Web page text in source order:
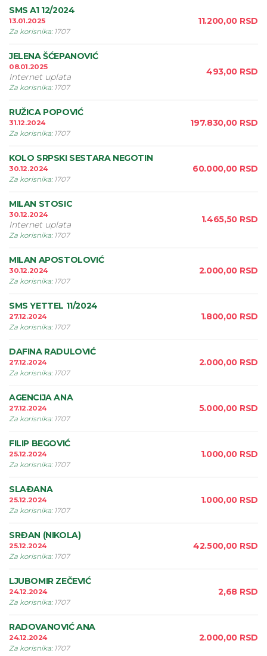
SMS A1 12/2024
13.01.2025
Za korisnika: 1707
11.200,00 RSD
JELENA ŠĆEPANOVIĆ
08.01.2025
Internet uplata
Za korisnika: 1707
493,00 RSD
RUŽICA POPOVIĆ
31.12.2024
Za korisnika: 1707
197.830,00 RSD
KOLO SRPSKI SESTARA NEGOTIN
30.12.2024
Za korisnika: 1707
60.000,00 RSD
MILAN STOSIC
30.12.2024
Internet uplata
Za korisnika: 1707
1.465,50 RSD
MILAN APOSTOLOVIĆ
30.12.2024
Za korisnika: 1707
2.000,00 RSD
SMS YETTEL 11/2024
27.12.2024
Za korisnika: 1707
1.800,00 RSD
DAFINA RADULOVIĆ
27.12.2024
Za korisnika: 1707
2.000,00 RSD
AGENCIJA ANA
27.12.2024
Za korisnika: 1707
5.000,00 RSD
FILIP BEGOVIĆ
25.12.2024
Za korisnika: 1707
1.000,00 RSD
SLAÐANA
25.12.2024
Za korisnika: 1707
1.000,00 RSD
SRÐAN (NIKOLA)
25.12.2024
Za korisnika: 1707
42.500,00 RSD
LJUBOMIR ZEČEVIĆ
24.12.2024
Za korisnika: 1707
2,68 RSD
RADOVANOVIĆ ANA
24.12.2024
Za korisnika: 1707
2.000,00 RSD